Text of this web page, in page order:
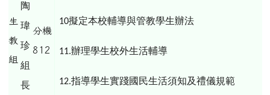
生
教
組
陶
瑋
珍
組
長
分機
812
10擬定本校輔導與管教學生辦法
11.辦理學生校外生活輔導
12.指導學生實踐國民生活須知及禮儀規範